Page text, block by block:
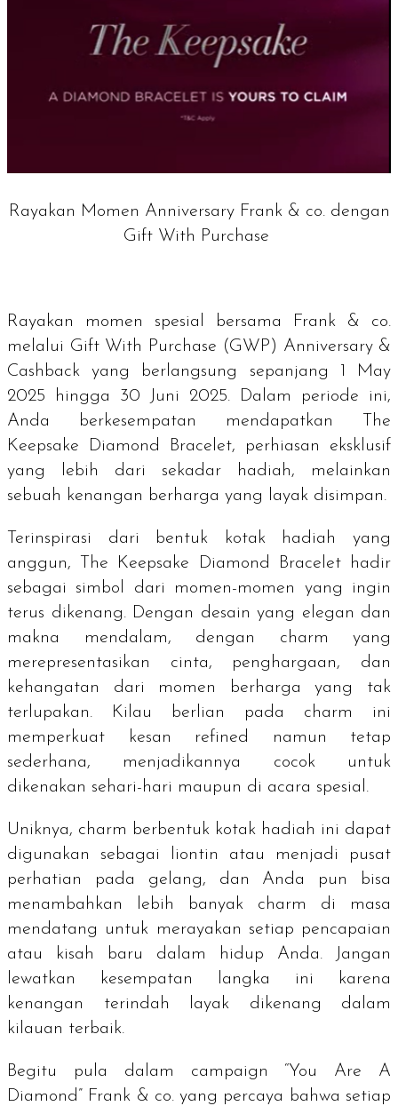
Rayakan Momen Anniversary Frank & co. dengan
Gift With Purchase
Rayakan momen spesial bersama Frank & co.
melalui Gift With Purchase (GWP) Anniversary &
Cashbackyang berlangsung sepanjang 1 May
2025 hingga 30 Juni 2025. Dalam periode ini,
Anda berkesempatan mendapatkan The
Keepsake Diamond Bracelet, perhiasan eksklusif
yang lebih dari sekadar hadiah, melainkan
sebuah kenangan berharga yang layak disimpan.
Terinspirasi dari bentuk kotak hadiah yang
anggun, The Keepsake Diamond Bracelet hadir
sebagai simbol dari momen-momen yang ingin
terus dikenang. Dengan desain yang elegan dan
makna mendalam, dengan charm yang
merepresentasikan cinta, penghargaan, dan
kehangatan dari momen berharga yang tak
terlupakan. Kilau berlian pada charm ini
memperkuat kesan refined
namun tetap
sederhana, menjadikannya cocok untuk
dikenakan sehari-hari maupun di acara spesial.
Uniknya, charm berbentuk kotak hadiah ini dapat
digunakan sebagai liontin atau menjadi pusat
perhatian pada gelang, dan Anda pun bisa
menambahkan lebih banyak charm di masa
mendatang untuk merayakan setiap pencapaian
atau kisah baru dalam hidup Anda. Jangan
lewatkan kesempatan langka ini karena
kenangan terindah layak dikenang dalam
kilauan terbaik.
Begitu pula dalam campaign “You Are A
Diamond ” Frank & co. yang percaya bahwa setiap